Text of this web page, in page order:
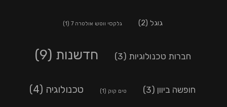
גוגל (2) גלקסי ווטש אולטרה 7 (1)
חברות טכנולוגיות (3) חדשנות (9)
חופשה ביוון (3) טים קוק (1) טכנולוגיה (4)